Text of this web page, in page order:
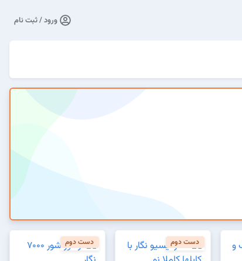
ورود / ثبت نام
دست دوم دست دوم